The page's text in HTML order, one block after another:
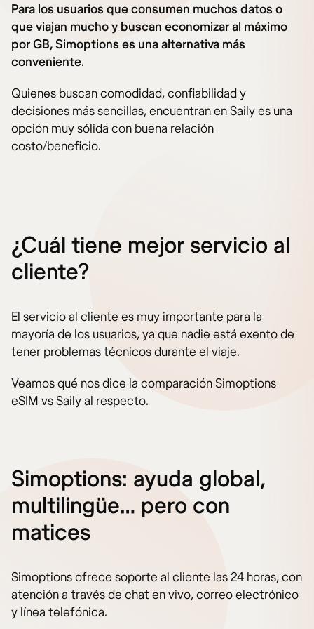
Para los usuarios que consumen muchos datos o
que viajan mucho y buscan economizar al máximo
por GB, Simoptions es una alternativa más
conveniente.
Quienes buscan comodidad, confiabilidad y
decisiones más sencillas, encuentran en Saily es una
opción muy sólida con buena relación
costo/beneficio.
¿Cuál tiene mejor servicio al
cliente?
El servicio al cliente es muy importante para la
mayoría de los usuarios, ya que nadie está exento de
tener problemas técnicos durante el viaje.
Veamos qué nos dice la comparación Simoptions
eSIM vs Saily al respecto.
Simoptions: ayuda global,
multilingüe… pero con
matices
Simoptions ofrece soporte al cliente las 24 horas, con
atención a través de chat en vivo, correo electrónico
y línea telefónica.